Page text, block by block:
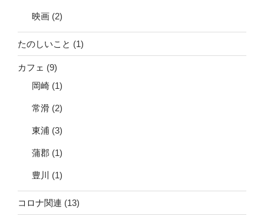
映画 (2)
たのしいこと (1)
カフェ (9)
岡崎 (1)
常滑 (2)
東浦 (3)
蒲郡 (1)
豊川 (1)
コロナ関連 (13)